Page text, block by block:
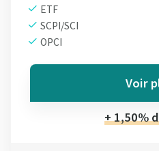
ETF
SCPI/SCI
OPCI
Voir
+ 1,50%